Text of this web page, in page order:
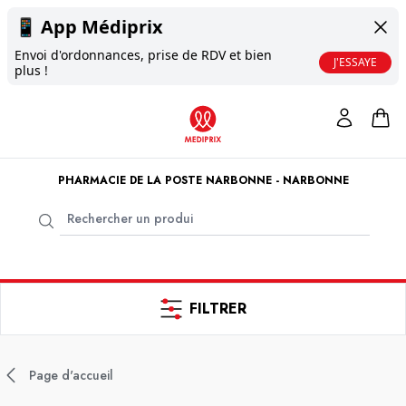
📱 App Médiprix
Envoi d'ordonnances, prise de RDV et bien
plus !
J'ESSAYE
PHARMACIE DE LA POSTE NARBONNE - NARBONNE
FILTRER
Page d'accueil